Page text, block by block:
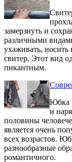
замерзнуть и
различными
ухаживать, носить
свитер. Этот вид
пикантным.
Юбка
и
половины
является очень
всех возрастов.
разнообразные
романтичного.